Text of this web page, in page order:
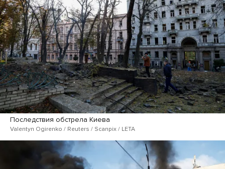
Последствия обстрела Киева
Valentyn Ogirenko / Reuters / Scanpix / LETA